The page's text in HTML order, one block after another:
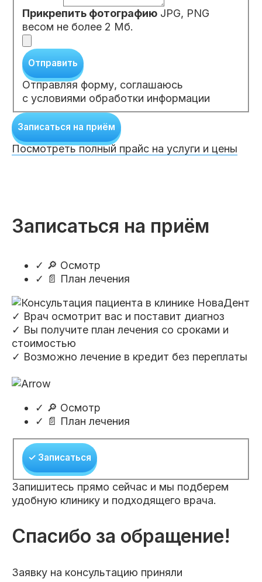
Прикрепить фотографиюJPG, PNG
весом не более 2 Мб.
Отправить
Отправляя форму, соглашаюсь
с условиями обработки информации
Записаться на приём
Посмотреть полный прайс на услуги и цены
Записаться на приём
✓ 🔎 Осмотр
✓ 📄 План лечения
✓ Врач осмотрит вас и поставит диагноз
✓ Вы получите план лечения со сроками и
стоимостью
✓ Возможно лечение в кредит без переплаты
✓ 🔎 Осмотр
✓ 📄 План лечения
✓ Записаться
Запишитесь прямо сейчас и мы подберем
удобную клинику и подходящего врача.
Спасибо за обращение!
Заявку на консультацию приняли